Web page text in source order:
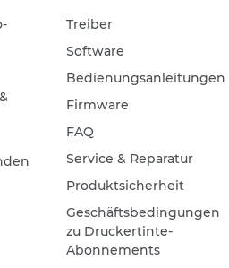
Treiber
Software
Bedienungsanleitungen
Firmware
FAQ
Service & Reparatur
Produktsicherheit
Geschäftsbedingungen
zu Druckertinte-
Abonnements